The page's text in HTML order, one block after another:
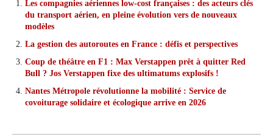
Les compagnies aériennes low-cost françaises : des acteurs clés
du transport aérien, en pleine évolution vers de nouveaux
modèles
La gestion des autoroutes en France : défis et perspectives
Coup de théâtre en F1 : Max Verstappen prêt à quitter Red
Bull ? Jos Verstappen fixe des ultimatums explosifs !
Nantes Métropole révolutionne la mobilité : Service de
covoiturage solidaire et écologique arrive en 2026